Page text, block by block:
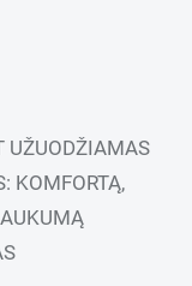
UŽUODŽIAMAS
KOMFORTĄ,